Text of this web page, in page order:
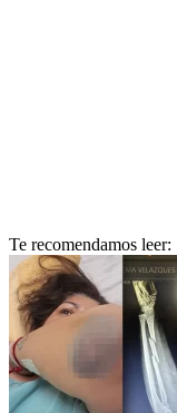
Te recomendamos leer: